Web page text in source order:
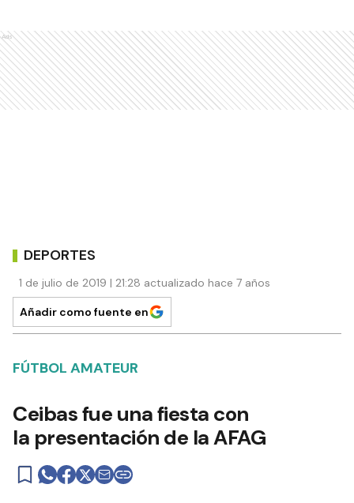
Ads
DEPORTES
1 de julio de 2019 | 21:28 actualizado hace 7 años
Añadir como fuente en
FÚTBOL AMATEUR
Ceibas fue una fiesta con
la presentación de la AFAG